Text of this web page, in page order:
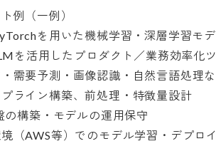
例（一例）
を用いた機械学習・深層学習モ
を活用したプロダクト／業務効率化
需要予測・画像認識・自然言語処理
ライン構築、前処理・特徴量設計
構築・モデルの運用保守
（AWS等）でのモデル学習・デプロイ